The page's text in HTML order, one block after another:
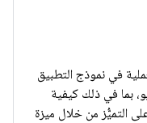
في نموذج التطبيق
بما في ذلك كيفية
التميُّز من خلال ميزة